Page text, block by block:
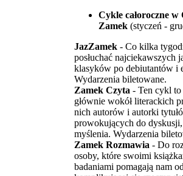
Cykle całoroczne
Zamek (styczeń -
JazZamek - Co kilka
posłuchać najciekawszych
klasyków po debiutantów i
Wydarzenia biletowane.
Zamek Czyta - Ten cykl to
głównie wokół literackich
nich autorów i autorki
prowokujących do
myślenia. Wydarzenia
Zamek Rozmawia - Do
osoby, które swoimi
badaniami pomagają nam